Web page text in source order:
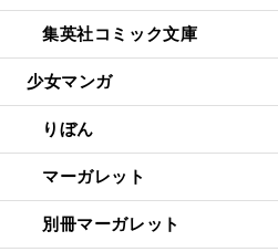
集英社コミック文庫
少女マンガ
りぼん
マーガレット
別冊マーガレット